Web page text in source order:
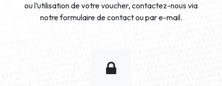
ou l’utilisation de votre voucher, contactez-nous via
notre formulaire de contact ou par e-mail.